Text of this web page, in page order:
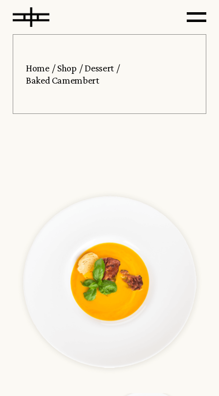
Home Shop
Dessert
Baked Camembert